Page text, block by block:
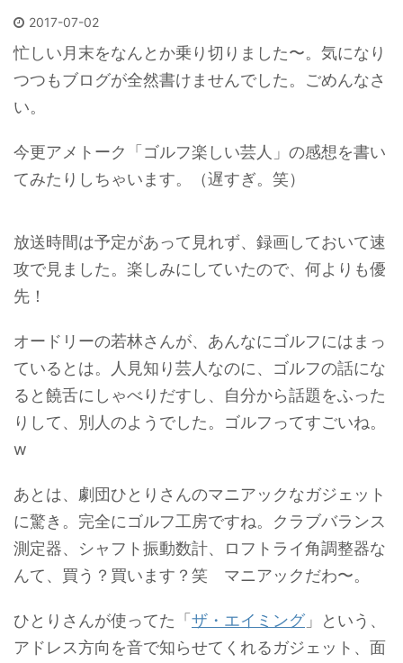
2017-07-02
忙しい月末をなんとか乗り切りました〜。気になり
つつもブログが全然書けませんでした。ごめんなさ
い。
今更アメトーク「ゴルフ楽しい芸人」の感想を書い
てみたりしちゃいます。（遅すぎ。笑）
放送時間は予定があって見れず、録画しておいて速
攻で見ました。楽しみにしていたので、何よりも優
先！
オードリーの若林さんが、あんなにゴルフにはまっ
ているとは。人見知り芸人なのに、ゴルフの話にな
ると饒舌にしゃべりだすし、自分から話題をふった
りして、別人のようでした。ゴルフってすごいね。
w
あとは、劇団ひとりさんのマニアックなガジェット
に驚き。完全にゴルフ工房ですね。クラブバランス
測定器、シャフト振動数計、ロフトライ角調整器な
んて、買う？買います？笑 マニアックだわ〜。
ひとりさんが使ってた「ザ・エイミング」という、
アドレス方向を音で知らせてくれるガジェット、面